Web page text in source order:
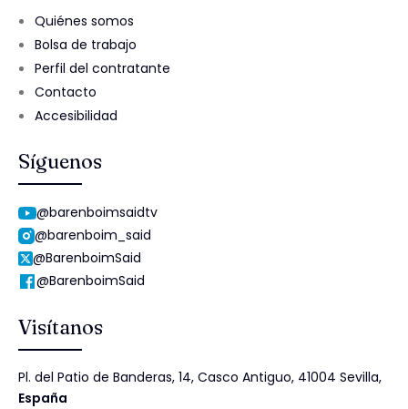
Quiénes somos
Bolsa de trabajo
Perfil del contratante
Contacto
Accesibilidad
Síguenos
@barenboimsaidtv
@barenboim_said
@BarenboimSaid
@BarenboimSaid
Visítanos
Pl. del Patio de Banderas, 14, Casco Antiguo, 41004 Sevilla,
España